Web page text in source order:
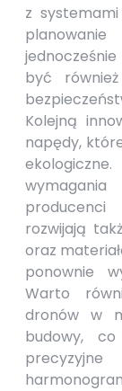
z
planowanie
być
Kolejną
napędy,
rozwijają
oraz
ponownie
Warto
dronów w
budowy,